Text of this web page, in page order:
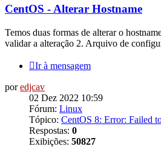
CentOS - Alterar Hostname
Temos duas formas de alterar o
validar a alteração 2. Arquivo de
Ir à mensagem
poredjcav
02 Dez 2022 10:59
Fórum: Linux
Tópico: CentOS 8: Error: Failed
Respostas: 0
Exibições: 50827